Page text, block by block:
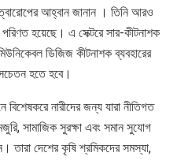
আহ্বান জানান । তিনি আরও
হয়েছে। এ সেক্টরে সার-কীটনাশক
ডিজিজ কীটনাশক ব্যবহারের
হতে হবে।
বিশেষকরে নারীদের জন্য যারা নীতিগত
সামাজিক সুরক্ষা এবং সমান সুযোগ
তারা দেশের কৃষি শ্রমিকদের সমস্যা,